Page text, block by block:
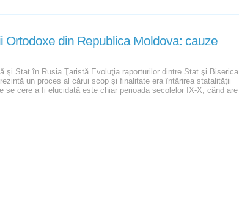
din Republica Moldova: cauze
şi Stat în Rusia Ţaristă Evoluţia raporturilor dintre Stat şi Biserica
un proces al cărui scop şi finalitate era întărirea statalităţii
cere a fi elucidată este chiar perioada secolelor IX-X, când are